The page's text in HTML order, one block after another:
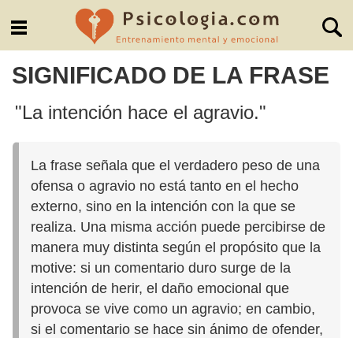
SIGNIFICADO DE LA FRASE
"La intención hace el agravio."
La frase señala que el verdadero peso de una
ofensa o agravio no está tanto en el hecho
externo, sino en la intención con la que se
realiza. Una misma acción puede percibirse de
manera muy distinta según el propósito que la
motive: si un comentario duro surge de la
intención de herir, el daño emocional que
provoca se vive como un agravio; en cambio,
si el comentario se hace sin ánimo de ofender,